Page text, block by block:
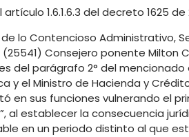
1.6.1.6.3 del decreto 1625 de
lo Contencioso Administrativo,
(25541) Consejero ponente
parágrafo 2° del mencionado
y el Ministro de Hacienda y
en sus funciones vulnerando el
al establecer la consecuencia
en un periodo distinto al que